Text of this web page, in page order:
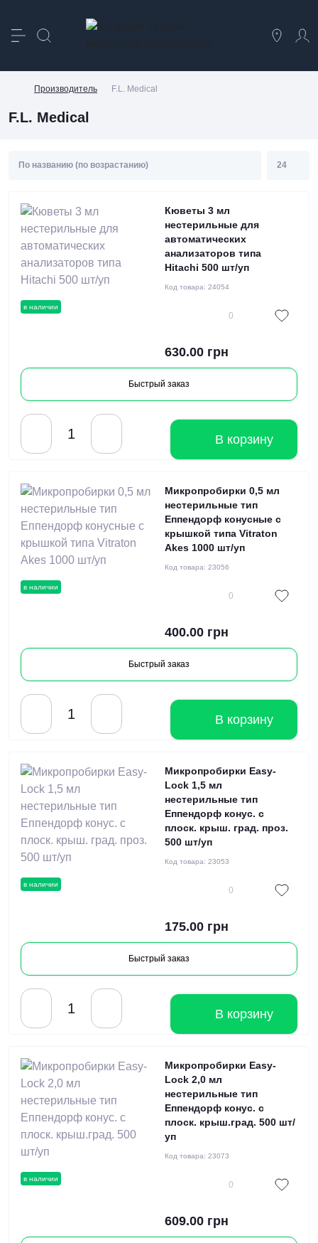
Производитель F.L. Medical
F.L. Medical
в наличии
Кюветы 3 мл
нестерильные для
автоматических
анализаторов типа
Hitachi 500 шт/уп
Код товара: 24054
0
630.00 грн
Быстрый заказ
В корзину
в наличии
Микропробирки 0,5 мл
нестерильные тип
Еппендорф конусные с
крышкой типа Vitraton
Akes 1000 шт/уп
Код товара: 23056
0
400.00 грн
Быстрый заказ
В корзину
в наличии
Микропробирки Easy-
Lock 1,5 мл
нестерильные тип
Еппендорф конус. с
плоск. крыш. град. проз.
500 шт/уп
Код товара: 23053
0
175.00 грн
Быстрый заказ
В корзину
в наличии
Микропробирки Easy-
Lock 2,0 мл
нестерильные тип
Еппендорф конус. с
плоск. крыш.град. 500 шт/
уп
Код товара: 23073
0
609.00 грн